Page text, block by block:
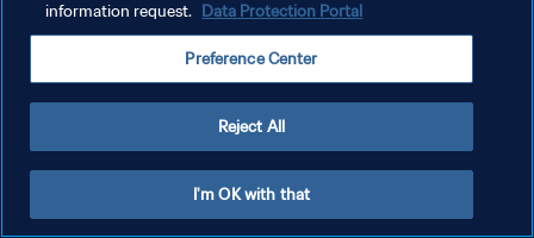
information request. Data Protection Portal
Preference Center
Reject All
I'm OK with that